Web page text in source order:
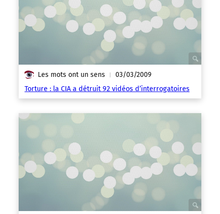
Les mots ont un sens | 03/03/2009
Torture : la CIA a détruit 92 vidéos d’interrogatoires